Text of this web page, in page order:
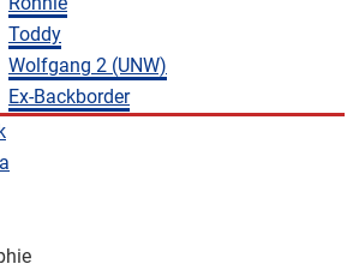
Toddy
Wolfgang 2 (UNW)
Ex-Backborder